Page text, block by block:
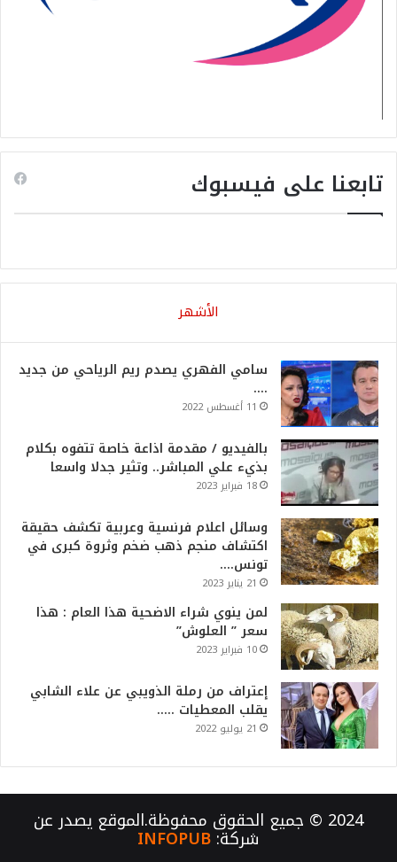
تابعنا على فيسبوك
الأشهر
سامي الفهري يصدم ريم الرياحي من جديد
….
11 أغسطس 2022
بالفيديو / مقدمة اذاعة خاصة تتفوه بكلام
بذيء علي المباشر.. وتثير جدلا واسعا
18 فبراير 2023
وسائل اعلام فرنسية وعربية تكشف حقيقة
اكتشاف منجم ذهب ضخم وثروة كبرى في
تونس….
21 يناير 2023
لمن ينوي شراء الاضحية هذا العام : هذا
سعر ” العلوش”
10 فبراير 2023
إعتراف من رملة الذويبي عن علاء الشابي
يقلب المعطيات …..
21 يوليو 2022
2024 © جميع الحقوق محفوظة.الموقع يصدر عن
شركة:INFOPUB